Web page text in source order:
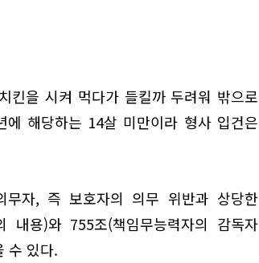
킨을 시켜 먹다가 들킬까 두려워 밖으로
해당하는 14살 미만이라 형사 입건은
자, 즉 보호자의 의무 위반과 상당한
내용)와 755조(책임무능력자의 감독자
수 있다.